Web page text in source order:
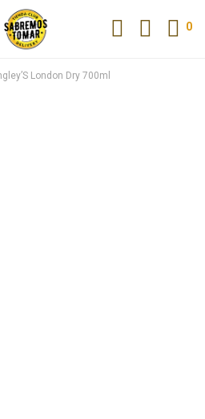
0
London Dry 700ml